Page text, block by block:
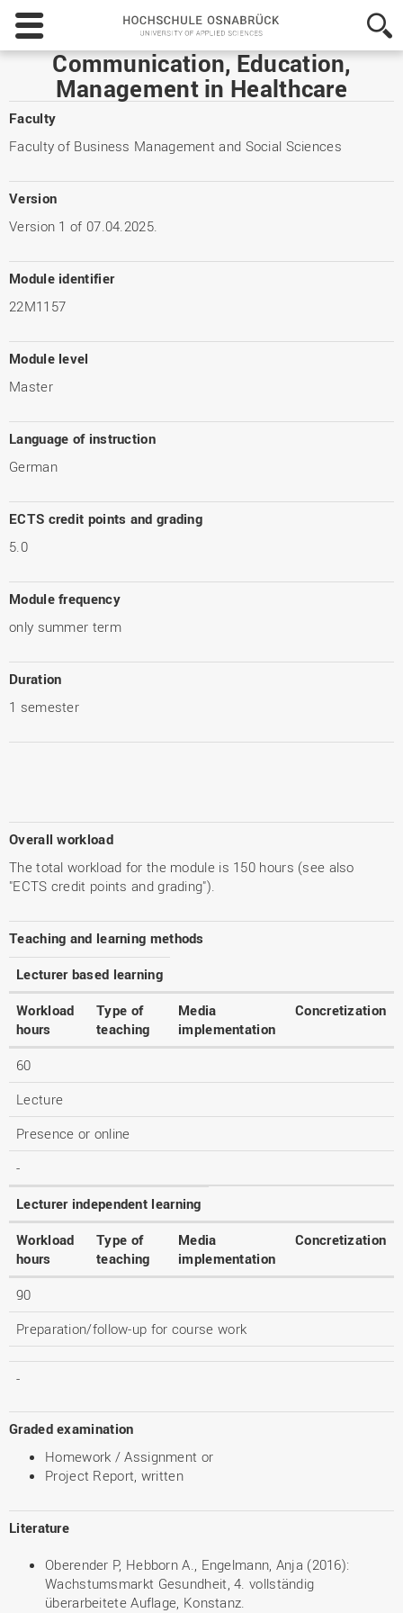
Hochschule
Osnabrück
-
University
of
Applied
Communication, Education,
Management in Healthcare
Faculty
Faculty of Business Management and Social Sciences
Version
Version 1 of 07.04.2025.
Module identifier
22M1157
Module level
Master
Language of instruction
German
ECTS credit points and grading
5.0
Module frequency
only summer term
Duration
1 semester
Overall workload
The total workload for the module is 150 hours (see also
"ECTS credit points and grading").
Teaching and learning methods
Lecturer based learning
Workload
hours
Type of
teaching
Media
implementation
Concretization
60
Lecture
Presence or online
-
Lecturer independent learning
Workload
hours
Type of
teaching
Media
implementation
Concretization
90
Preparation/follow-up for course work
-
Graded examination
Homework / Assignment or
Project Report, written
Literature
Oberender P, Hebborn A., Engelmann, Anja (2016):
Wachstumsmarkt Gesundheit, 4. vollständig
überarbeitete Auflage, Konstanz.